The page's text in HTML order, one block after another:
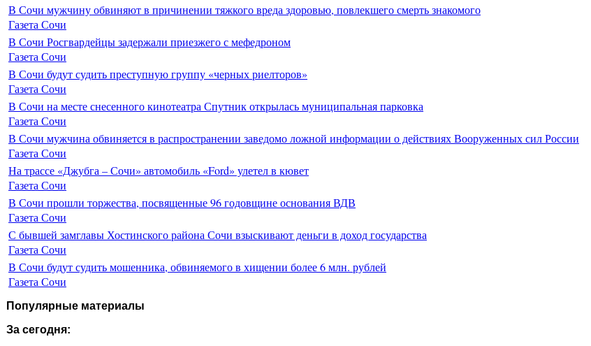
В Сочи мужчину обвиняют в причинении тяжкого вреда здоровью, повлекшего смерть знакомого
Газета Сочи
В Сочи Росгвардейцы задержали приезжего с мефедроном
Газета Сочи
В Сочи будут судить преступную группу «черных риелторов»
Газета Сочи
В Сочи на месте снесенного кинотеатра Спутник открылась муниципальная парковка
Газета Сочи
В Сочи мужчина обвиняется в распространении заведомо ложной информации о действиях Вооруженных сил России
Газета Сочи
На трассе «Джубга – Сочи» автомобиль «Ford» улетел в кювет
Газета Сочи
В Сочи прошли торжества, посвященные 96 годовщине основания ВДВ
Газета Сочи
С бывшей замглавы Хостинского района Сочи взыскивают деньги в доход государства
Газета Сочи
В Сочи будут судить мошенника, обвиняемого в хищении более 6 млн. рублей
Газета Сочи
Популярные материалы
За сегодня: